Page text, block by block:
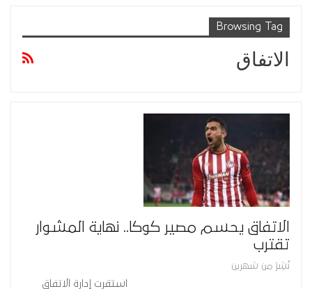
Browsing Tag
الاتفاق
الاتفاق يحسم مصير كوكا.. نهاية المشوار
تقترب
نُشِرَ من شهرين
استقرت إدارة الاتفاق